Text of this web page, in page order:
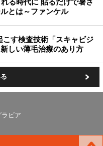
る時代に 貼るだけで暑さ
とは～ファンケル
す検査技術「スキャビジ
しい薄毛治療のあり方
ラビア